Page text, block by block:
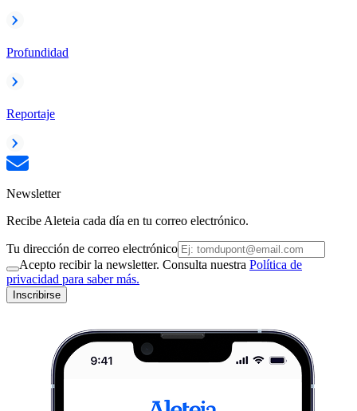
Profundidad
Reportaje
Newsletter
Recibe Aleteia cada día en tu correo electrónico.
Tu dirección de correo electrónico
Acepto recibir la newsletter. Consulta nuestra Política de
privacidad para saber más.
Inscribirse